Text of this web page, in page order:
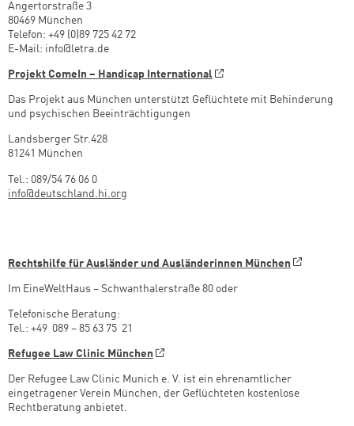
Angertorstraße 3
80469 München
Telefon: +49 (0)89 725 42 72
E-Mail: info@letra.de
Projekt ComeIn – Handicap International
Das Projekt aus München unterstützt Geflüchtete mit Behinderung
und psychischen Beeinträchtigungen
Landsberger Str.428
81241 München
Tel.: 089/54 76 06 0
info@deutschland.hi.org
Rechtshilfe für Ausländer und Ausländerinnen München
Im EineWeltHaus – Schwanthalerstraße 80 oder
Telefonische Beratung:
Tel.: +49 089 – 85 63 75 21
Refugee Law Clinic München
Der Refugee Law Clinic Munich e. V. ist ein ehrenamtlicher
eingetragener Verein München, der Geflüchteten kostenlose
Rechtberatung anbietet.